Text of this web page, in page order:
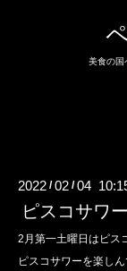
美食の国
2022 /02 /04
ピスコサワ
2月第一土曜日はピス
ピスコサワーを楽し